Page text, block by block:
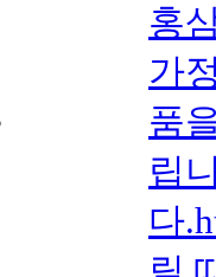
홍
가
품
립
다